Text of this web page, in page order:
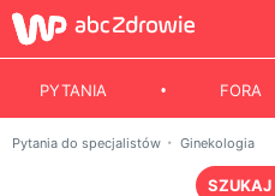
PYTANIA FORA
Pytania do specjalistów Ginekologia
SZUKAJ